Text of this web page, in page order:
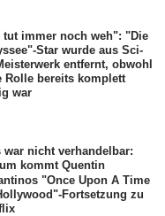
tut immer noch weh": "Die
Star wurde aus Sci-
entfernt, obwohl
Rolle bereits komplett
war
war nicht verhandelbar:
kommt Quentin
"Once Upon A Time
Fortsetzung zu